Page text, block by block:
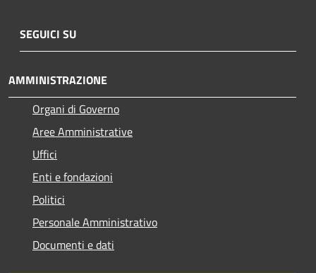
SEGUICI SU
AMMINISTRAZIONE
Organi di Governo
Aree Amministrative
Uffici
Enti e fondazioni
Politici
Personale Amministrativo
Documenti e dati